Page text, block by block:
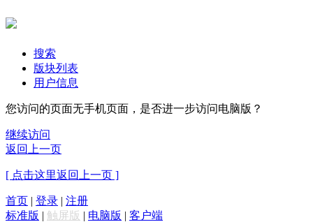
搜索
版块列表
用户信息
您访问的页面无手机页面，是否进一步访问电脑版？
继续访问
返回上一页
[ 点击这里返回上一页 ]
首页 | 登录 | 注册
标准版 | 触屏版 | 电脑版 | 客户端